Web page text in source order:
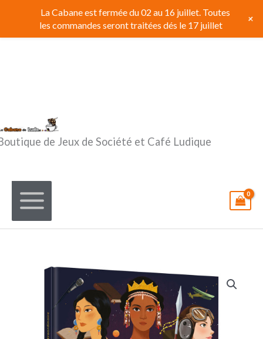
contenu
de Jeux de Société et Café Ludique
La Cabane est fermée du 02 au 16 juillet. Toutes
les commandes seront traitées dés le 17 juillet
+